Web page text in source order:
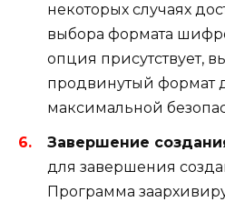
некоторых случаях
выбора формата
опция присутствует,
продвинутый формат
максимальной
Завершение
для завершения
Программа